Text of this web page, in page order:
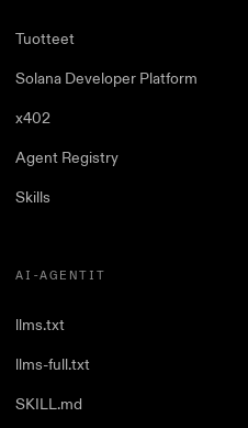
Tuotteet
Solana Developer Platform
x402
Agent Registry
Skills
AI-AGENTIT
llms.txt
llms-full.txt
SKILL.md